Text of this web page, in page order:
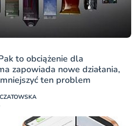
to obciążenie dla
zapowiada nowe działania,
ten problem